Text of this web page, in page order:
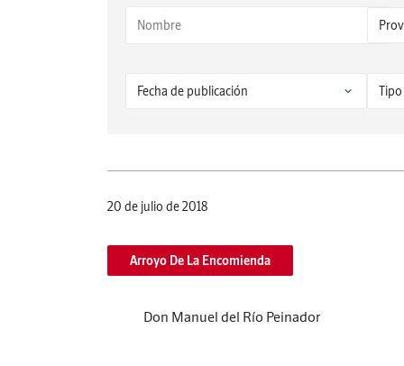
20 de julio de 2018
Arroyo De La Encomienda
Don Manuel del Río Peinador